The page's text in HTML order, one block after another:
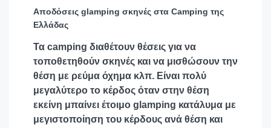
Αποδόσεις glamping σκηνές στα Camping της
Ελλάδας
Τα camping διαθέτουν θέσεις για να
τοποθετηθούν σκηνές και να μισθώσουν την
θέση με ρεύμα όχημα κλπ. Είναι πολύ
μεγαλύτερο το κέρδος όταν στην θέση
εκείνη μπαίνει έτοιμο glamping κατάλυμα με
μεγιστοποίηση του κέρδους ανά θέση και